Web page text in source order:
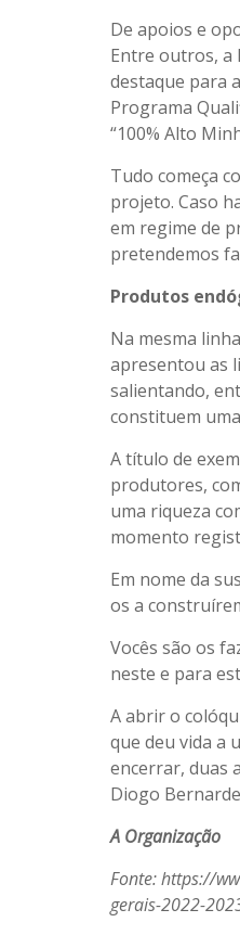
De apoios e
Entre outros, a
destaque para
Programa
“100% Alto
Tudo começa
projeto. Caso
em regime de
pretendemos
Produtos
Na mesma
apresentou as
salientando,
constituem
A título de
produtores,
uma riqueza
momento
Em nome da
os a
Vocês são os
neste e para
A abrir o
que deu vida a
encerrar, duas
Diogo
A Organização
Fonte: https://
gerais-2022-